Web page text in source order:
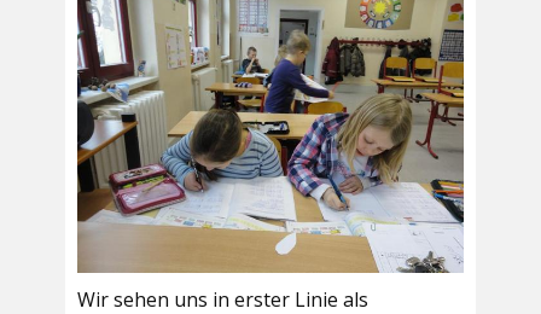
Wir sehen uns in erster Linie als